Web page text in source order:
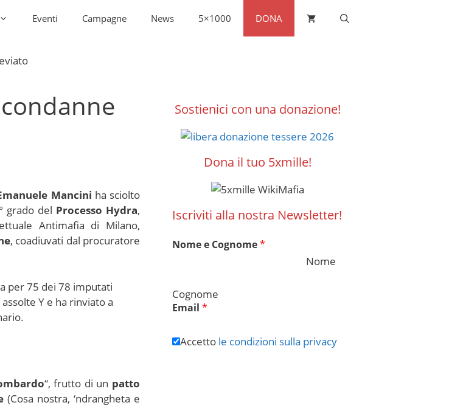
Eventi Campagne News 5×1000 DONA
Mancini ha sciolto
grado del Processo Hydra,
Antimafia di Milano,
, coadiuvati dal procuratore
per 75 dei 78 imputati
Y e ha rinviato a
“, frutto di un patto
(Cosa nostra, ‘ndrangheta e
Sostienici con una donazione!
Dona il tuo 5xmille!
Iscriviti alla nostra Newsletter!
Nome e Cognome*
Nome
Cognome
Email *
Accetto le condizioni sulla privacy